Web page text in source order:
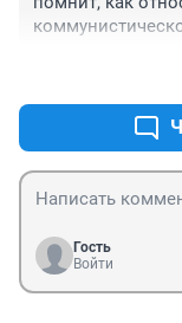
Гость
Войти